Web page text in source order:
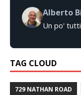
Alberto
Un po'
TAG CLOUD
729 NATHAN ROAD